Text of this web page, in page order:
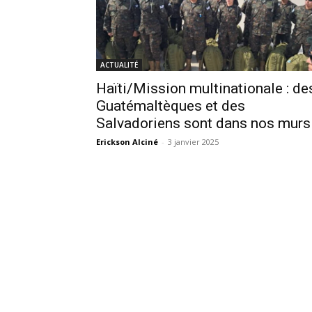
ACTUALITÉ
Haïti/Mission multinationale :
Guatémaltèques et des
Salvadoriens sont dans nos murs
Erickson Alciné - 3 janvier 2025